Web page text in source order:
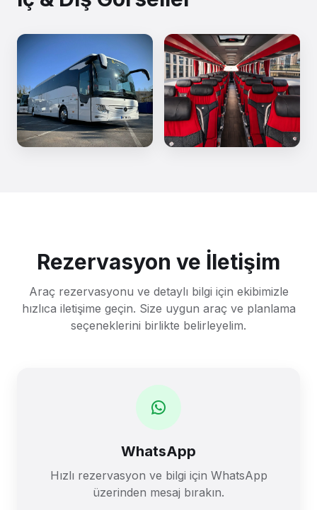
Rezervasyon ve İletişim
Araç rezervasyonu ve detaylı bilgi için ekibimizle
hızlıca iletişime geçin. Size uygun araç ve planlama
seçeneklerini birlikte belirleyelim.
WhatsApp
Hızlı rezervasyon ve bilgi için WhatsApp
üzerinden mesaj bırakın.